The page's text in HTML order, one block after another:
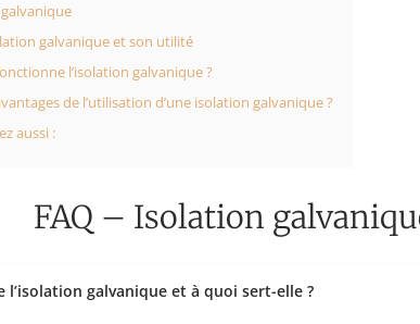
galvanique et son utilité
l’isolation galvanique ?
de l’utilisation d’une isolation galvanique ?
aussi :
FAQ – Isolation
l’isolation galvanique et à quoi sert-elle ?